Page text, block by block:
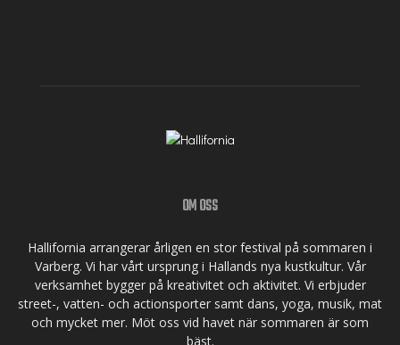
OM OSS
Hallifornia arrangerar årligen en stor festival på sommaren i
Varberg. Vi har vårt ursprung i Hallands nya kustkultur. Vår
verksamhet bygger på kreativitet och aktivitet. Vi erbjuder
street-, vatten- och actionsporter samt dans, yoga, musik, mat
och mycket mer. Möt oss vid havet när sommaren är som
bäst.